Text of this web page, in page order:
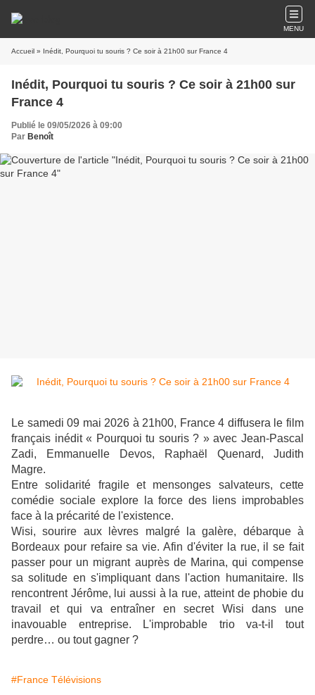
MENU
Accueil » Inédit, Pourquoi tu souris ? Ce soir à 21h00 sur France 4
Inédit, Pourquoi tu souris ? Ce soir à 21h00 sur
France 4
Publié le 09/05/2026 à 09:00
Par Benoît
Le samedi 09 mai 2026 à 21h00, France 4 diffusera le film
français inédit « Pourquoi tu souris ? » avec Jean-Pascal
Zadi, Emmanuelle Devos, Raphaël Quenard, Judith
Magre.
Entre solidarité fragile et mensonges salvateurs, cette
comédie sociale explore la force des liens improbables
face à la précarité de l'existence.
Wisi, sourire aux lèvres malgré la galère, débarque à
Bordeaux pour refaire sa vie. Afin d'éviter la rue, il se fait
passer pour un migrant auprès de Marina, qui compense
sa solitude en s'impliquant dans l'action humanitaire. Ils
rencontrent Jérôme, lui aussi à la rue, atteint de phobie du
travail et qui va entraîner en secret Wisi dans une
inavouable entreprise. L'improbable trio va-t-il tout
perdre… ou tout gagner ?
#France Télévisions